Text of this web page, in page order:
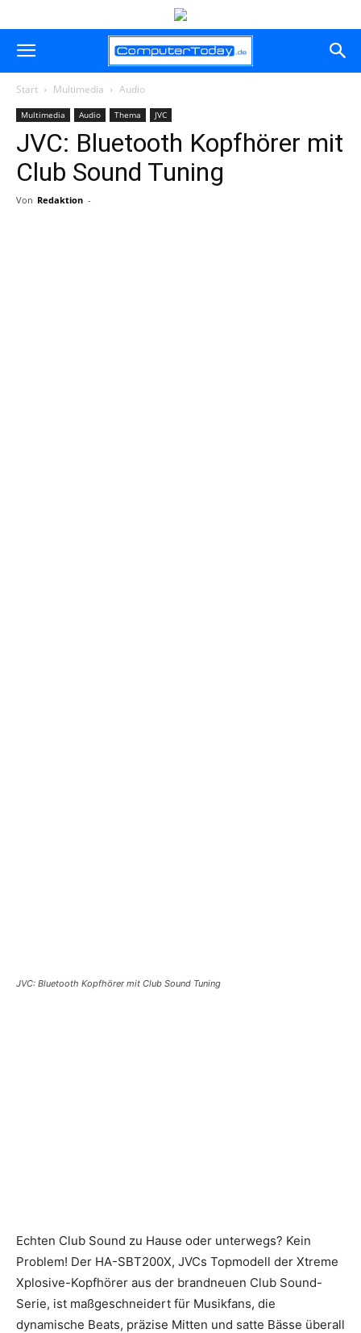
Start Multimedia Audio
Multimedia Audio Thema JVC
JVC: Bluetooth Kopfhörer mit
Club Sound Tuning
Von Redaktion -
JVC: Bluetooth Kopfhörer mit Club Sound Tuning
Echten Club Sound zu Hause oder unterwegs? Kein
Problem! Der HA-SBT200X, JVCs Topmodell der Xtreme
Xplosive-Kopfhörer aus der brandneuen Club Sound-
Serie, ist maßgeschneidert für Musikfans, die
dynamische Beats, präzise Mitten und satte Bässe überall